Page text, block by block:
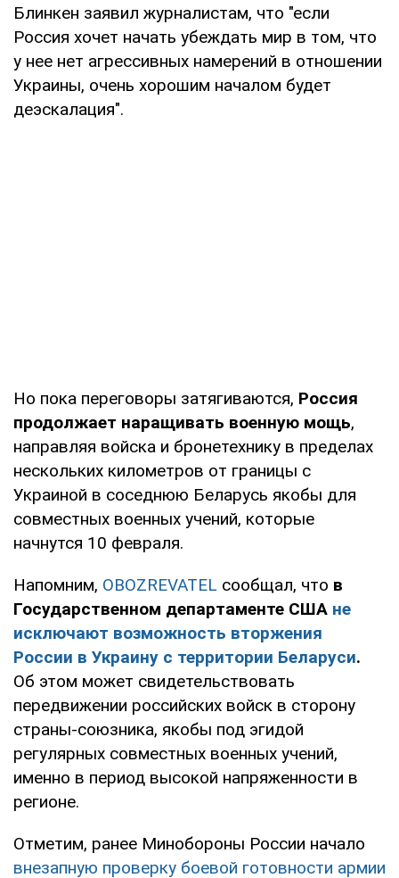
Блинкен заявил журналистам, что "если
Россия хочет начать убеждать мир в том, что
у нее нет агрессивных намерений в отношении
Украины, очень хорошим началом будет
деэскалация".
Но пока переговоры затягиваются, Россия
продолжает наращивать военную мощь,
направляя войска и бронетехнику в пределах
нескольких километров от границы с
Украиной в соседнюю Беларусь якобы для
совместных военных учений, которые
начнутся 10 февраля.
Напомним, OBOZREVATEL сообщал, что в
Государственном департаменте США не
исключают возможность вторжения
России в Украину с территории Беларуси.
Об этом может свидетельствовать
передвижении российских войск в сторону
страны-союзника, якобы под эгидой
регулярных совместных военных учений,
именно в период высокой напряженности в
регионе.
Отметим, ранее Минобороны России начало
внезапную проверку боевой готовности армии